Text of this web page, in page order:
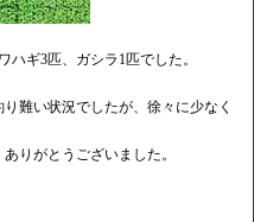
ギ3匹、ガシラ1匹でした。
難い状況でしたが、徐々に少なく
りがとうございました。